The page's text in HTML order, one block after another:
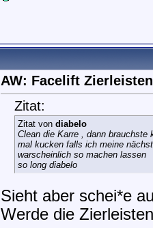
AW: Facelift
Zitat:
Zitat von diabelo
Clean die Karre , dann brauchste
mal kucken falls ich meine
warscheinlich so machen lassen
so long diabelo
Sieht aber schei*e
Werde die